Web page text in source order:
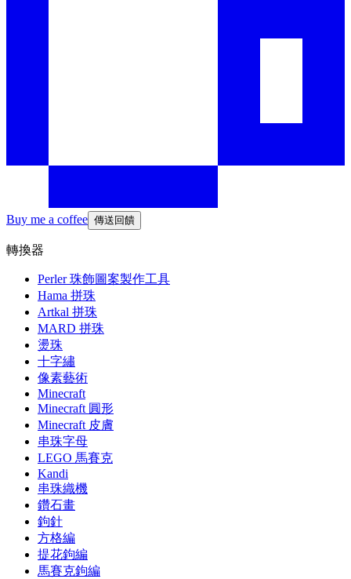
Buy me a coffee 傳送回饋
轉換器
Perler 珠飾圖案製作工具
Hama 拼珠
Artkal 拼珠
MARD 拼珠
燙珠
十字繡
像素藝術
Minecraft
Minecraft 圓形
Minecraft 皮膚
串珠字母
LEGO 馬賽克
Kandi
串珠織機
鑽石畫
鉤針
方格編
提花鉤編
馬賽克鉤編